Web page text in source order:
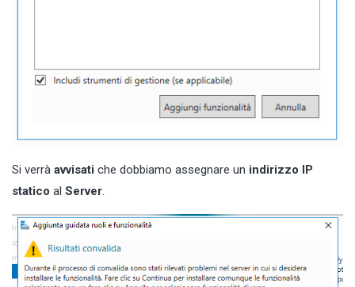
Si verrà avvisati che dobbiamo assegnare un indirizzo IP
statico al Server.